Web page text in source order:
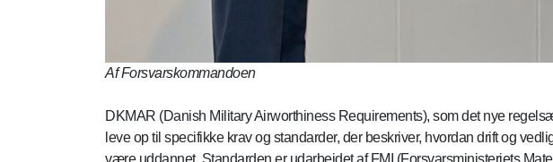
Af Forsvarskommandoen
DKMAR (Danish Military Airworthiness Requirements), som det nye
leve op til specifikke krav og standarder, der beskriver, hvordan drift og